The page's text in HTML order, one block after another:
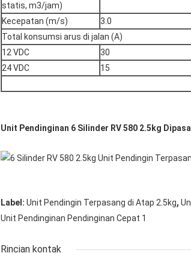
statis, m3/jam)
Kecepatan (m/s) 3.0
Total konsumsi arus di jalan (A)
12 VDC
30
24 VDC
15
Unit Pendinginan 6 Silinder RV 580 2.5kg
Label: Unit Pendingin Terpasang di Atap 2.5kg,
Unit Pendinginan Pendinginan Cepat 1
Rincian kontak